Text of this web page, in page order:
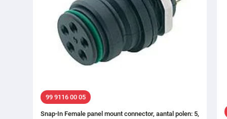
99 9116 00 05
Snap-In Female panel mount connector, aantal polen: 5,